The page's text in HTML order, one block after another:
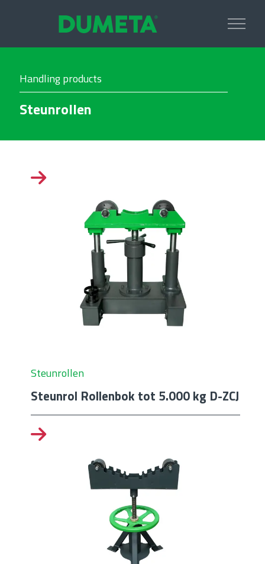
Handling products
Steunrollen
Steunrollen
Steunrol Rollenbok tot 5.000 kg D-ZCJ